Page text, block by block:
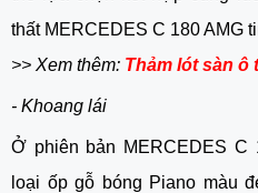
thất MERCEDES C 180 AMG
>> Xem thêm: Thảm lót sàn ô
- Khoang lái
Ở phiên bản MERCEDES C
loại ốp gỗ bóng Piano màu